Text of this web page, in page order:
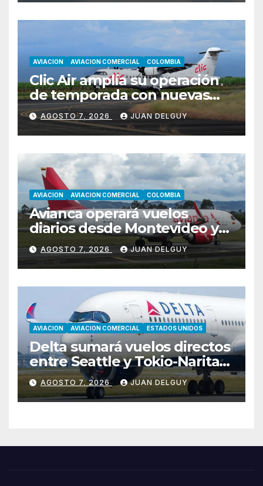
AVIACION AVIACION COMERCIAL COLOMBIA
Clic Air amplía su operación
de temporada con nuevas
rutas hacia Cartagena y Tolú
AGOSTO 7, 2026 JUAN DELGUY
AVIACION AVIACION COMERCIAL COLOMBIA
Avianca operará vuelos
diarios desde Montevideo y
Asunción hacia Bogotá
AGOSTO 7, 2026 JUAN DELGUY
AVIACION AVIACION COMERCIAL ESTADOS UNIDOS
Delta sumará vuelos directos
entre Seattle y Tokio-Narita
desde marzo de 2027
AGOSTO 7, 2026 JUAN DELGUY